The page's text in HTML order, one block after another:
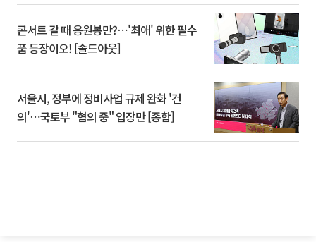
콘서트 갈 때 응원봉만?⋯'최애' 위한 필수
품 등장이오! [솔드아웃]
서울시, 정부에 정비사업 규제 완화 '건
의'⋯국토부 "협의 중" 입장만 [종합]